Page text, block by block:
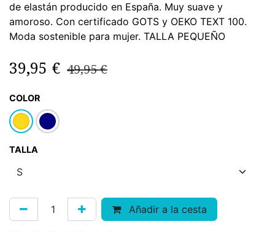
de elastán producido en España. Muy suave y
amoroso. Con certificado GOTS y OEKO TEXT 100.
Moda sostenible para mujer. TALLA PEQUEÑO
39,95 € 49,95€
COLOR
TALLA
Añadir a la cesta